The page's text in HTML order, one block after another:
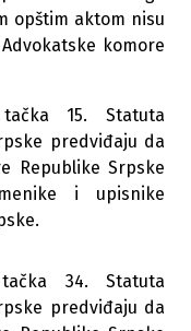
opštim aktom nisu
komore
15. Statuta
predviđaju da
Republike Srpske
i upisnike
34. Statuta
predviđaju da